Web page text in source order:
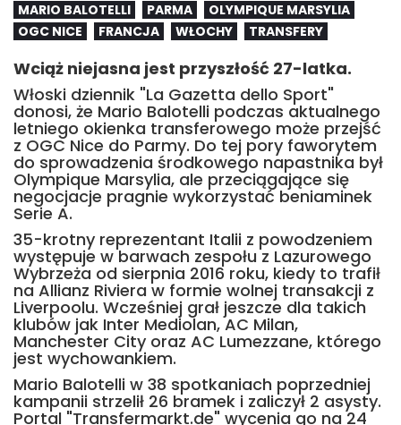
MARIO BALOTELLI PARMA
OLYMPIQUE MARSYLIA
OGC NICE
FRANCJA WŁOCHY TRANSFERY
Wciąż niejasna jest przyszłość 27-latka.
Włoski dziennik "La Gazetta dello Sport"
donosi, że Mario Balotelli podczas aktualnego
letniego okienka transferowego może przejść
z OGC Nice do Parmy. Do tej pory faworytem
do sprowadzenia środkowego napastnika był
Olympique Marsylia, ale przeciągające się
negocjacje pragnie wykorzystać beniaminek
Serie A.
35-krotny reprezentant Italii z powodzeniem
występuje w barwach zespołu z Lazurowego
Wybrzeża od sierpnia 2016 roku, kiedy to trafił
na Allianz Riviera w formie wolnej transakcji z
Liverpoolu. Wcześniej grał jeszcze dla takich
klubów jak Inter Mediolan, AC Milan,
Manchester City oraz AC Lumezzane, którego
jest wychowankiem.
Mario Balotelli w 38 spotkaniach poprzedniej
kampanii strzelił 26 bramek i zaliczył 2 asysty.
Portal "Transfermarkt.de" wycenia go na 24